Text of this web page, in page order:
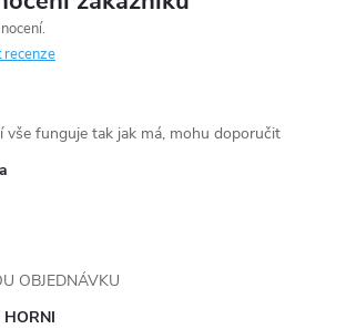
vše funguje tak jak má, mohu doporučit
HORNI
OBJEDNÁVKU